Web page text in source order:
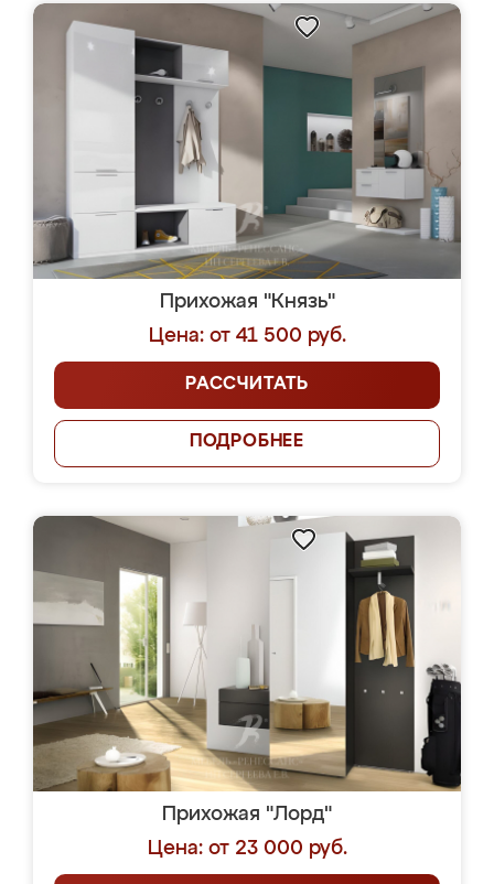
Прихожая "Князь"
Цена: от 41 500 руб.
РАССЧИТАТЬ
ПОДРОБНЕЕ
Прихожая "Лорд"
Цена: от 23 000 руб.